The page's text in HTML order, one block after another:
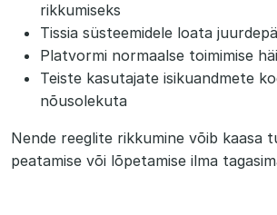
rikkumiseks
Tissia süsteemidele loata
Platvormi normaalse toimimise
Teiste kasutajate isikuandmete
nõusolekuta
Nende reeglite rikkumine võib kaasa
peatamise või lõpetamise ilma